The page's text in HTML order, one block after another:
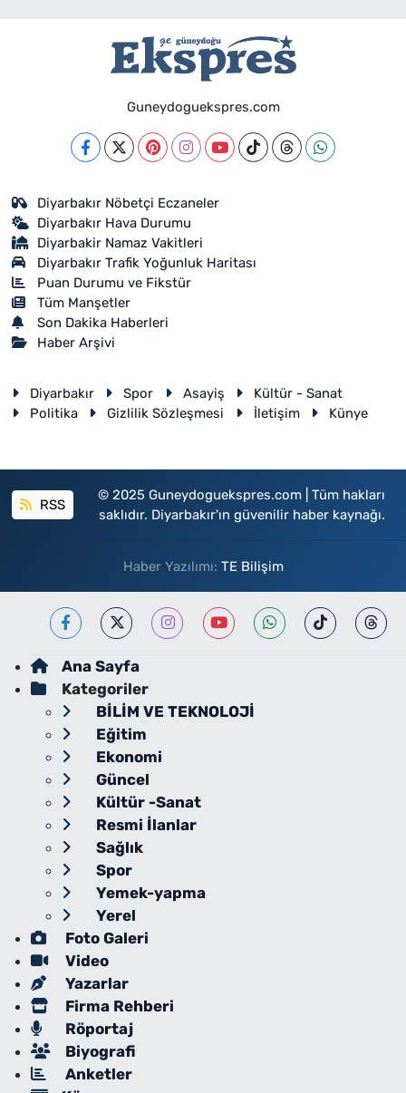
Guneydoguekspres.com
Diyarbakır Nöbetçi Eczaneler
Diyarbakır Hava Durumu
Diyarbakir Namaz Vakitleri
Diyarbakır Trafik Yoğunluk Haritası
Puan Durumu ve Fikstür
Tüm Manşetler
Son Dakika Haberleri
Haber Arşivi
Diyarbakır Spor Asayiş
Kültür - Sanat
Politika
Gizlilik Sözleşmesi İletişim Künye
RSS
© 2025 Guneydoguekspres.com | Tüm hakları
saklıdır. Diyarbakır'ın güvenilir haber kaynağı.
Haber Yazılımı: TE Bilişim
Ana Sayfa
Kategoriler
BİLİM VE TEKNOLOJİ
Eğitim
Ekonomi
Güncel
Kültür -Sanat
Resmi İlanlar
Sağlık
Spor
Yemek-yapma
Yerel
Foto Galeri
Video
Yazarlar
Firma Rehberi
Röportaj
Biyografi
Anketler